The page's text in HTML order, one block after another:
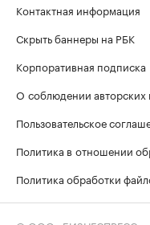
Контактная информация
Скрыть баннеры на РБК
Корпоративная подписка
О соблюдении авторских
Пользовательское
Политика в отношении
Политика обработки